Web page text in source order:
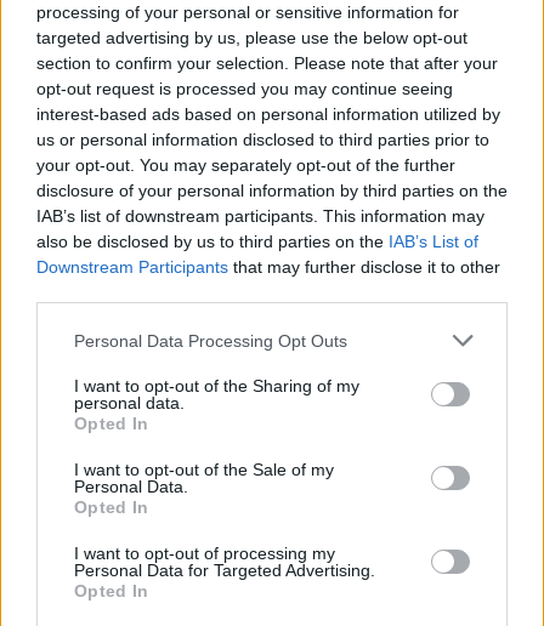
processing of your personal or sensitive information for
targeted advertising by us, please use the below opt-out
section to confirm your selection. Please note that after your
opt-out request is processed you may continue seeing
interest-based ads based on personal information utilized by
us or personal information disclosed to third parties prior to
your opt-out. You may separately opt-out of the further
disclosure of your personal information by third parties on the
IAB’s list of downstream participants. This information may
also be disclosed by us to third parties on the IAB’s List of
Downstream Participants that may further disclose it to other
Personal Data Processing Opt Outs
I want to opt-out of the Sharing of my
personal data.
Opted In
I want to opt-out of the Sale of my
Personal Data.
Opted In
I want to opt-out of processing my
Personal Data for Targeted Advertising.
Opted In
Paaiškėjo, kas vadovaus
Lietuvos jaunimo krepšinio
Naujųjų metų
treneris:
Visi geriausio metų krepšininko(-ės)